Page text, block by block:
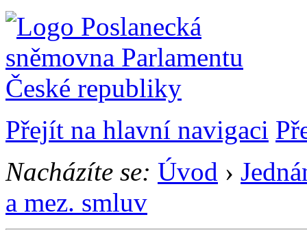
Přejít na hlavní navigaci
Nacházíte se: Úvod ›
a mez. smluv